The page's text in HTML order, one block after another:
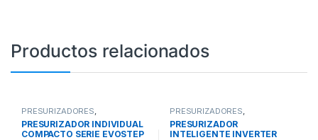
Productos relacionados
PRESURIZADORES
PRESURIZADORES
INDIVIDUALES TRADICIONALES,
SISTEMAS DE BOMBEO
PRESURIZADOR INDIVIDUAL
COMPACTO SERIE EVOSTEP
PRESURIZADORES
PRESURIZADORES
INTELIGENTES,SISTEMAS DE
BOMBEO
PRESURIZADOR
INTELIGENTE INVERTER